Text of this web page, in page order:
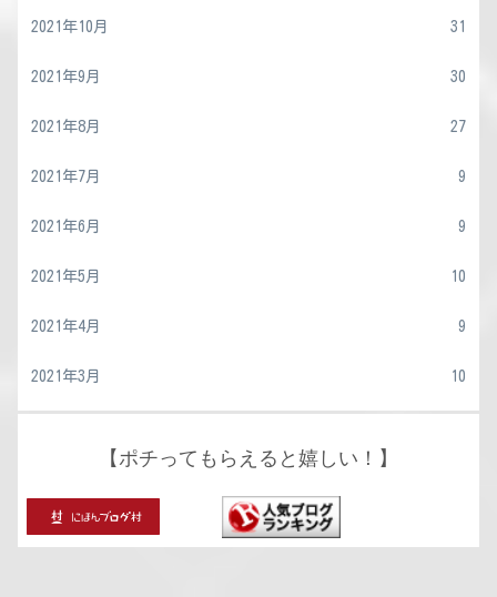
2021年10月 31
2021年9月 30
2021年8月 27
2021年7月 9
2021年6月 9
2021年5月 10
2021年4月 9
2021年3月 10
【ポチってもらえると嬉しい！】